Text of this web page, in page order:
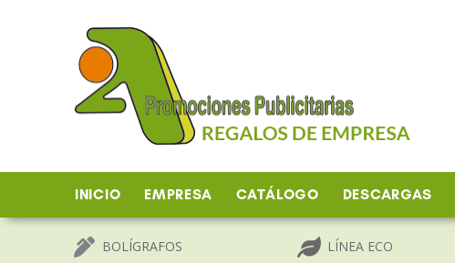
INICIO EMPRESA CATÁLOGO DESCARGAS
BOLÍGRAFOS
LÍNEA ECO